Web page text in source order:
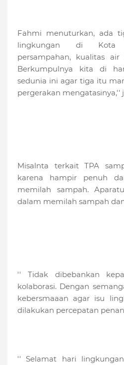
Fahmi menuturkan, ada
lingkungan di Kota
persampahan, kualitas
Berkumpulnya kita di
sedunia ini agar tiga itu
pergerakan mengatasinya,''
Misalnta terkait TPA
karena hampir penuh
memilah sampah.
dalam memilah sampah
'' Tidak dibebankan
kolaborasi. Dengan
kebersmaaan agar isu
dilakukan percepatan
'' Selamat hari